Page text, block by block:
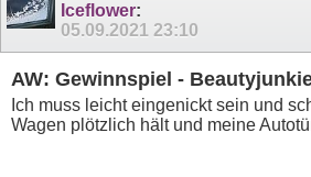
Iceflower:
05.09.2021 23:10
AW: Gewinnspiel -
Ich muss leicht eingenickt sein und
Wagen plötzlich hält und meine